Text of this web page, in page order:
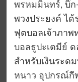
พรหมมินทร์, บิ๊
พวงประยงค์ ไ
ฟุตบอลเจ้าภา
บอลธูปะเตมีย์ ด
สำหรับเงินระด
หนาว อุปกรณ์กี